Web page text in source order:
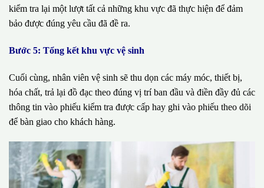
kiểm tra lại một lượt tất cả những khu vực đã thực hiện để đảm
bảo được đúng yêu cầu đã đề ra.
Bước 5: Tổng kết khu vực vệ sinh
Cuối cùng, nhân viên vệ sinh sẽ thu dọn các máy móc, thiết bị,
hóa chất, trả lại đồ đạc theo đúng vị trí ban đầu và điền đầy đủ các
thông tin vào phiếu kiểm tra được cấp hay ghi vào phiếu theo dõi
để bàn giao cho khách hàng.